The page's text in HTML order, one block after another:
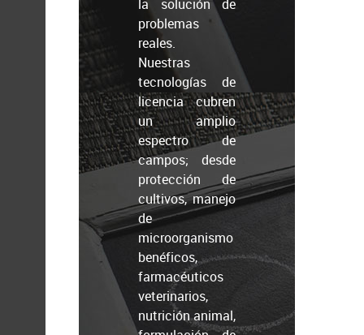
la solución de
problemas
reales.
Nuestras
tecnologías de
licencia cubren
un amplio
espectro de
campos; desde
protección de
cultivos, manejo
de
microorganismo
benéficos,
farmacéuticos
veterinarios,
nutrición animal,